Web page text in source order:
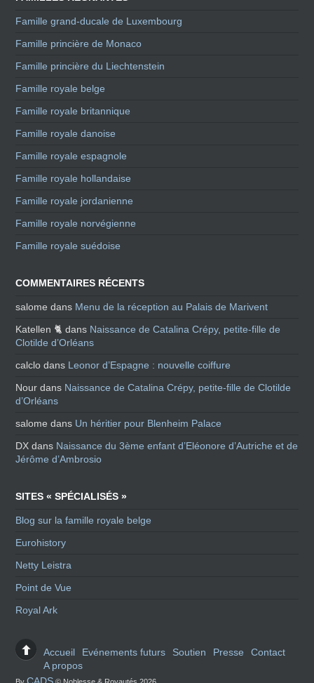
Famille grand-ducale de Luxembourg
Famille princière de Monaco
Famille princière du Liechtenstein
Famille royale belge
Famille royale britannique
Famille royale danoise
Famille royale espagnole
Famille royale hollandaise
Famille royale jordanienne
Famille royale norvégienne
Famille royale suédoise
COMMENTAIRES RÉCENTS
salome dans Menu de la réception au Palais de Marivent
Katellen 🐈 dans Naissance de Catalina Crépy, petite-fille de
Clotilde d’Orléans
calclo dans Leonor d’Espagne : nouvelle coiffure
Nour dans Naissance de Catalina Crépy, petite-fille de Clotilde
d’Orléans
salome dans Un héritier pour Blenheim Palace
DX dans Naissance du 3ème enfant d’Eléonore d’Autriche et de
Jérôme d’Ambrosio
SITES « SPÉCIALISÉS »
Blog sur la famille royale belge
Eurohistory
Netty Leistra
Point de Vue
Royal Ark
Accueil Evénements futurs Soutien Presse
Contact
A propos
ByCADS © Noblesse & Royautés 2026